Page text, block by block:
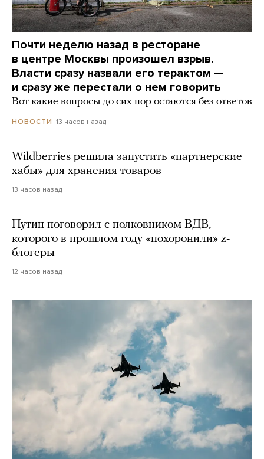
Почти неделю назад в ресторане
в центре Москвы произошел взрыв.
Власти сразу назвали его терактом —
и сразу же перестали о нем говорить
Вот какие вопросы до сих пор остаются без ответов
НОВОСТИ 13 часов назад
Wildberries решила запустить «партнерские
хабы» для хранения товаров
13 часов назад
Путин поговорил с полковником ВДВ,
которого в прошлом году «похоронили» z-
блогеры
12 часов назад